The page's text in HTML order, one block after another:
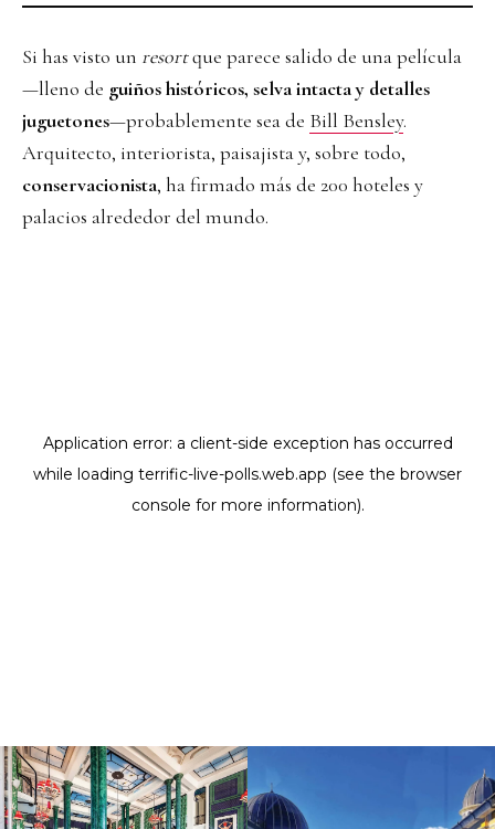
Si has visto un resortque parece salido de una película
—lleno de guiños históricos, selva intacta y detalles
juguetones—probablemente sea de Bill Bensley.
Arquitecto, interiorista, paisajista y, sobre todo,
conservacionista, ha firmado más de 200 hoteles y
palacios alrededor del mundo.